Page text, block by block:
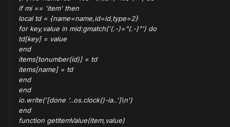
if mi == 'item' then
local td = {name=name,id=id,type=2}
for key,value in mid:gmatch('(.-)="(.-)"') do
td[key] = value
end
items[tonumber(id)] = td
items[name] = td
end
end
io.write('[done '..os.clock()-ia..']\n')
end
function getItemValue(item,value)